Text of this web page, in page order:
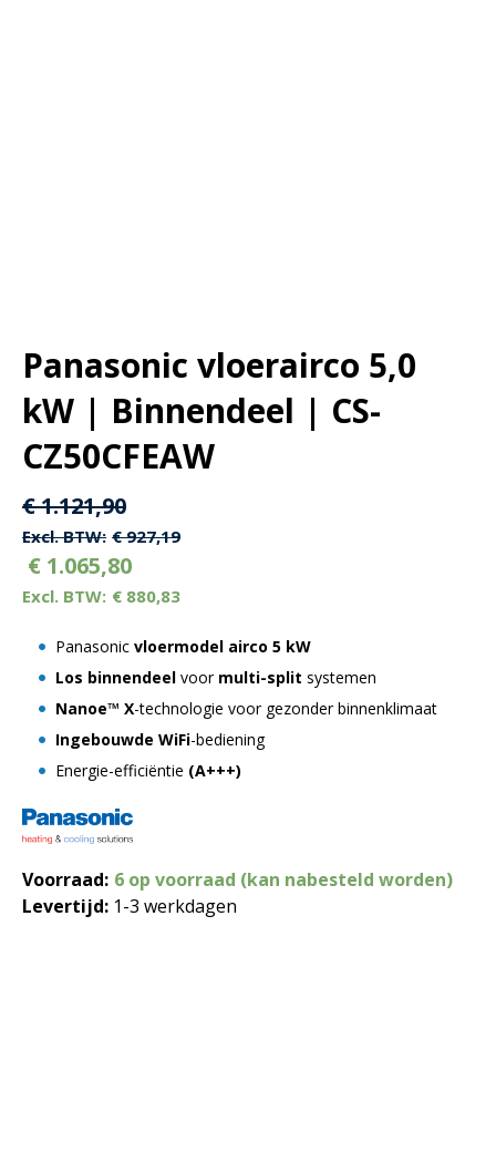
Panasonic vloerairco 5,0
kW | Binnendeel | CS-
CZ50CFEAW
Oorspronkelijke
prijs
was:
€ 1.121,90.
€1.121,90Huidige
prijs
is:
€ 1.121,90.
€927,19
€ 1.065,80
€ 880,83
Panasonic vloermodel airco 5 kW
Los binnendeel voor multi-split systemen
Nanoe™ X-technologie voor gezonder binnenklimaat
Ingebouwde WiFi-bediening
Energie-efficiëntie (A+++)
Voorraad: 6 op voorraad (kan nabesteld worden)
Levertijd: 1-3 werkdagen